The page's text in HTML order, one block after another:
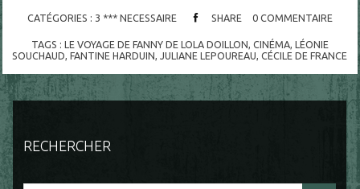
CATÉGORIES : 3 *** NECESSAIRE SHARE 0 COMMENTAIRE
TAGS : LE VOYAGE DE FANNY DE LOLA DOILLON CINÉMA, LÉONIE
SOUCHAUD ,FANTINE HARDUIN JULIANE LEPOUREAU ,CÉCILE DE FRANCE
RECHERCHER